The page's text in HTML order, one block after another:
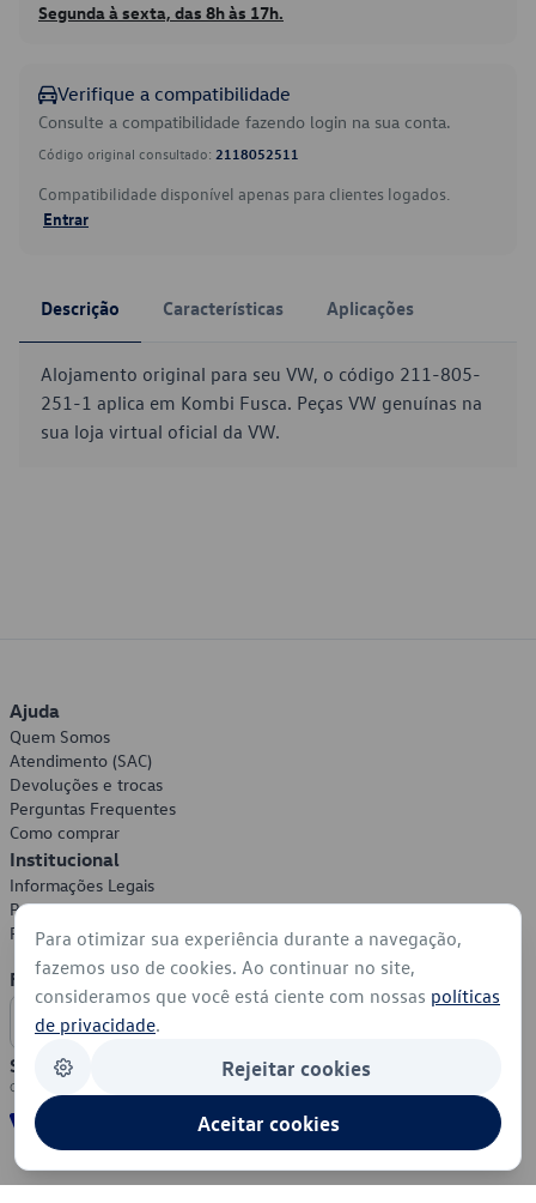
Segunda à sexta, das 8h às 17h.
Verifique a compatibilidade
Consulte a compatibilidade fazendo login na sua conta.
Código original consultado: 2118052511
Compatibilidade disponível apenas para clientes logados.
Entrar
Descrição Características Aplicações
Alojamento original para seu VW, o código 211-805-
251-1 aplica em Kombi Fusca. Peças VW genuínas na
sua loja virtual oficial da VW.
Ajuda
Quem Somos
Atendimento (SAC)
Devoluções e trocas
Perguntas Frequentes
Como comprar
Institucional
Informações Legais
Política de Privacidade
Política de Cookies
Formas de Pagamento
Segurança
Para otimizar sua experiência durante a navegação,
fazemos uso de cookies. Ao continuar no site,
consideramos que você está ciente com nossas políticas
de privacidade.
Rejeitar cookies
Aceitar cookies